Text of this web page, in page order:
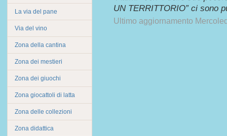
La via del pane
Via del vino
Zona della cantina
Zona dei mestieri
Zona dei giuochi
Zona giocattoli di latta
Zona delle collezioni
Zona didattica
UN TERRITTORIO” ci sono
Ultimo aggiornamento